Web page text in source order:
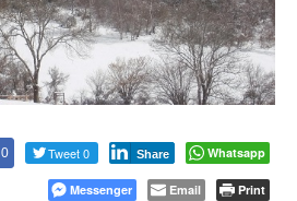
0 Tweet 0 Share Whatsapp
Messenger Email Print